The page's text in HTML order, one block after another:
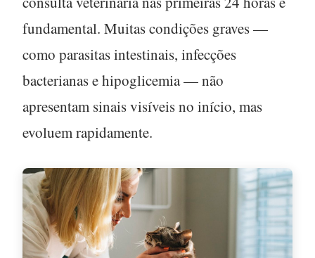
fundamental. Muitas condições graves —
como parasitas intestinais, infecções
bacterianas e hipoglicemia — não
apresentam sinais visíveis no início, mas
evoluem rapidamente.